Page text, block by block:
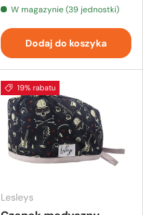
W magazynie (39 jednostki)
Dodaj do koszyka
19% rabatu
Lesleys